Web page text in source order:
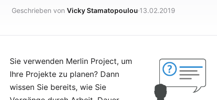
Geschrieben von Vicky Stamatopoulou 13.02.2019
Sie verwenden Merlin Project, um
Ihre Projekte zu planen? Dann
wissen Sie bereits, wie Sie